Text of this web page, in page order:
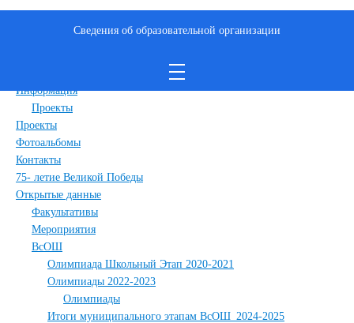
Обращения граждан
Информация
Проекты
Проекты
Фотоальбомы
Контакты
75- летие Великой Победы
Открытые данные
Факультативы
Мероприятия
ВсОШ
Олимпиада Школьный Этап 2020-2021
Олимпиады 2022-2023
Олимпиады
Итоги муниципального этапам ВсОШ_2024-2025
Сведения об образовательной организации